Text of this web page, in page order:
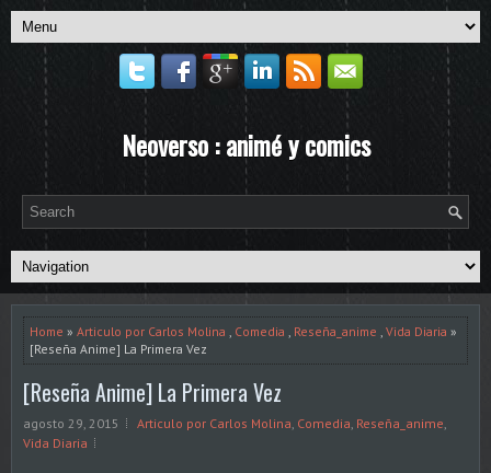
Neoverso : animé y comics
Home » Articulo por Carlos Molina , Comedia , Reseña_anime , Vida Diaria »
[Reseña Anime] La Primera Vez
[Reseña Anime] La Primera Vez
agosto 29, 2015 Articulo por Carlos Molina, Comedia, Reseña_anime,
Vida Diaria